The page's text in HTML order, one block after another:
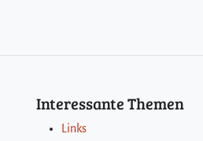
Interessante Themen
Links